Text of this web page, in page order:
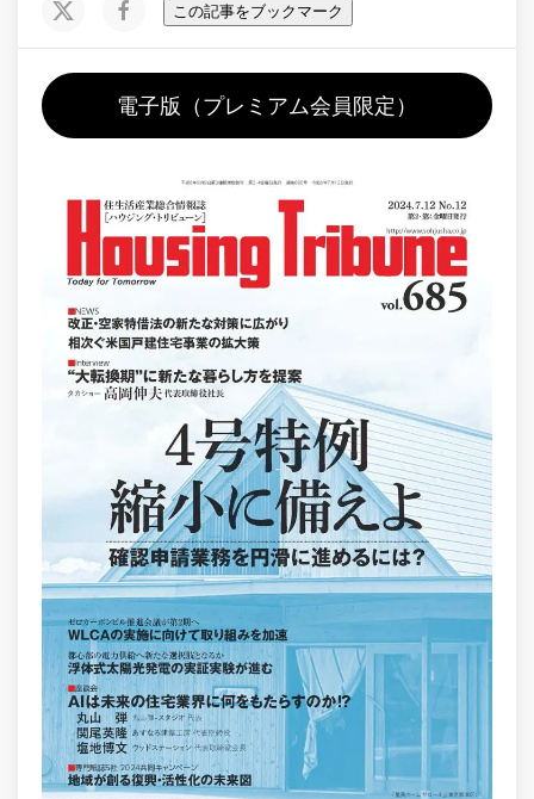
この記事をブックマーク
電子版（プレミアム会員限定）